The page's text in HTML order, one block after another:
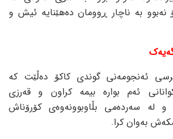
نەبوو بە ناچار ڕوومان دەهێنایە ئیش و
ئەنجومەنی گوندی کاکۆ دەڵێت کە
ئەم بوارە بیمە کراون و قەرزی
و لە سەردەمی بڵاوبوونەوەی کۆرۆناش
بەوان کرا.